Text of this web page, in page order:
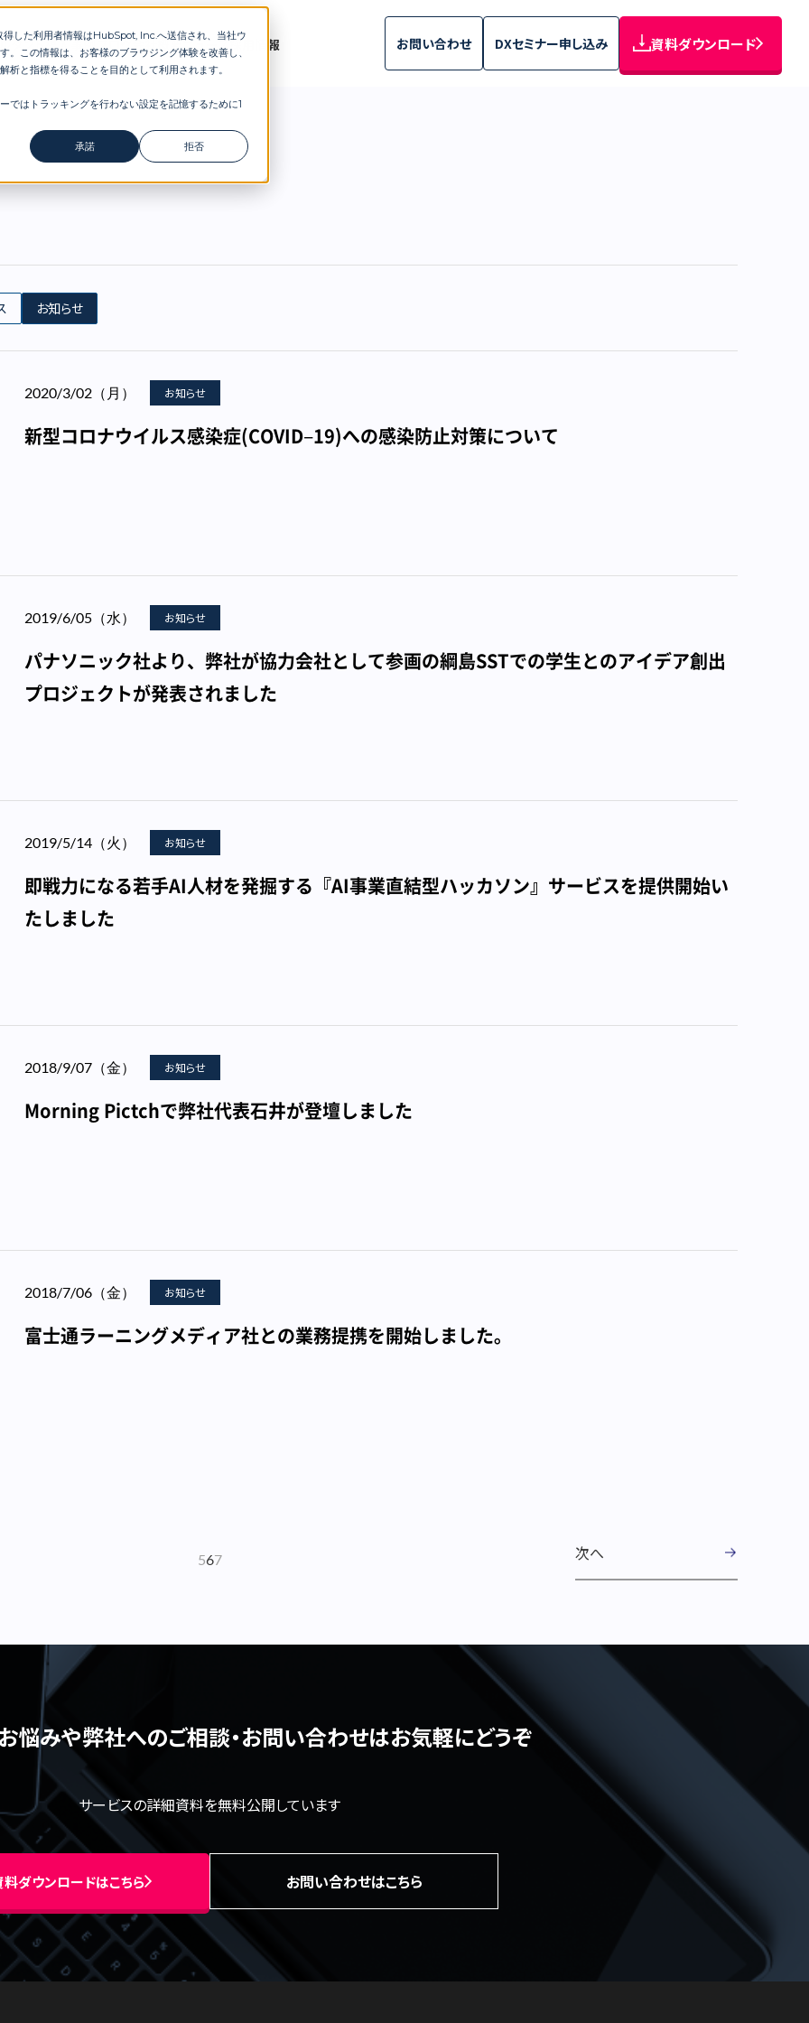
した利用者情報はHubSpot, Inc.へ送信され、当社ウ
この情報は、お客様のブラウジング体験を改善し、
と指標を得ることを目的として利用されます。
ではトラッキングを行わない設定を記憶するために1
承諾 拒否
タント導入事例 ブログ会社概要ニュース採用情報 お問い合わせ DXセミナー申し込み 資料ダウンロード
お知らせ
2020/3/02（月） お知らせ
新型コロナウイルス感染症(COVID−19)への感染防止対策について
2019/6/05（水） お知らせ
パナソニック社より、弊社が協力会社として参画の綱島SSTでの学生とのアイデア創出
プロジェクトが発表されました
2019/5/14（火） お知らせ
即戦力になる若手AI人材を発掘する『AI事業直結型ハッカソン』サービスを提供開始い
たしました
2018/9/07（金） お知らせ
Morning Pictchで弊社代表石井が登壇しました
2018/7/06（金） お知らせ
富士通ラーニングメディア社との業務提携を開始しました｡
567 次へ
悩みや弊社へのご相談・お問い合わせはお気軽にどうぞ
サービスの詳細資料を無料公開しています
料ダウンロードはこちら お問い合わせはこちら